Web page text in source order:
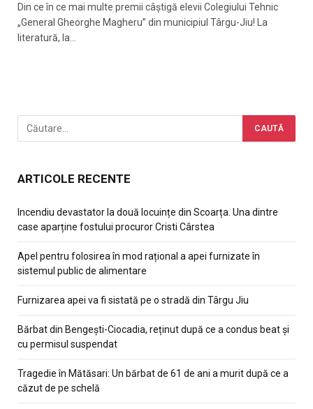
Din ce în ce mai multe premii câștigă elevii Colegiului Tehnic
„General Gheorghe Magheru” din municipiul Târgu-Jiu! La
literatură, la…
ARTICOLE RECENTE
Incendiu devastator la două locuințe din Scoarța. Una dintre
case aparține fostului procuror Cristi Cârstea
Apel pentru folosirea în mod rațional a apei furnizate în
sistemul public de alimentare
Furnizarea apei va fi sistată pe o stradă din Târgu Jiu
Bărbat din Bengești-Ciocadia, reținut după ce a condus beat și
cu permisul suspendat
Tragedie în Mătăsari: Un bărbat de 61 de ani a murit după ce a
căzut de pe schelă